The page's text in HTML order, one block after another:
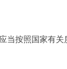
当按照国家有